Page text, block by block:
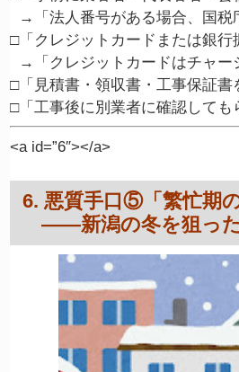
→「法人番号がある場合、国
□「クレジットカードまたは銀
→「クレジットカードはチャ
□「見積書・領収書・工事保証
<a id=”6″></a>
6. 悪質手口⑤「繁忙期
——新潟の冬を狙っ